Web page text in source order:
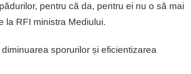
pentru că da, pentru ei nu o să mai
la RFI ministra Mediului.
sporurilor și eficientizarea